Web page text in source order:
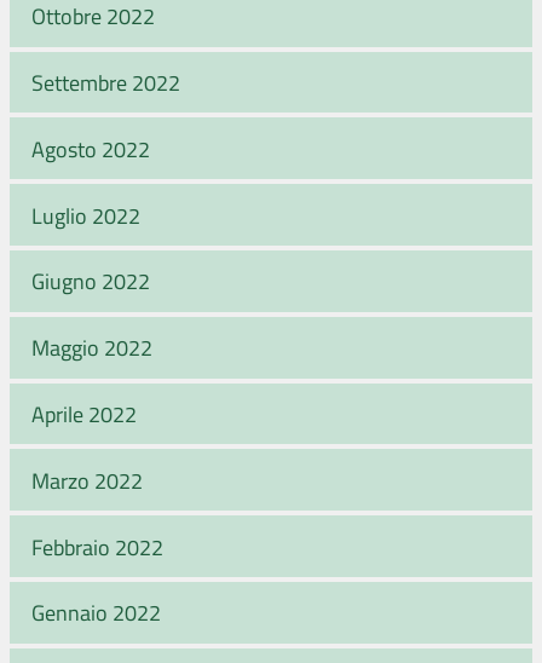
Ottobre 2022
Settembre 2022
Agosto 2022
Luglio 2022
Giugno 2022
Maggio 2022
Aprile 2022
Marzo 2022
Febbraio 2022
Gennaio 2022